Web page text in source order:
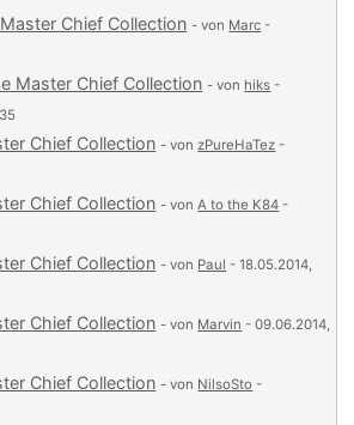
Chief Collection - von Marc -
Master Chief Collection - von hiks -
Chief Collection - vonzPureHaTez -
Chief Collection - vonA to the K84 -
Chief Collection - von Paul - 18.05.2014,
Chief Collection - von Marvin - 09.06.2014,
Chief Collection - von NilsoSto -